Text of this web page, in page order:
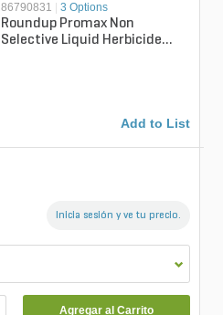
86790831 3 Options
Roundup Promax Non
Selective Liquid Herbicide
Add to List
Inicia sesión y ve tu precio.
Agregar al Carrito